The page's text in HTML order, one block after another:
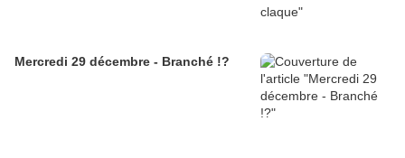
Mercredi 29 décembre - Branché !?